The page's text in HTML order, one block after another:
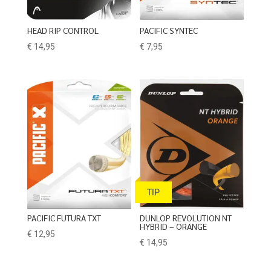
HEAD RIP CONTROL
€ 14,95
PACIFIC SYNTEC
€ 7,95
PACIFIC FUTURA TXT
€ 12,95
TIP
DUNLOP REVOLUTION NT
HYBRID – ORANGE
€ 14,95